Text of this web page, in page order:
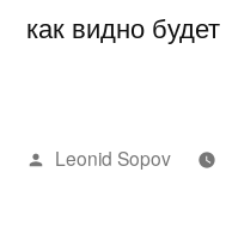
как видно будет
Написано
Leonid Sopov